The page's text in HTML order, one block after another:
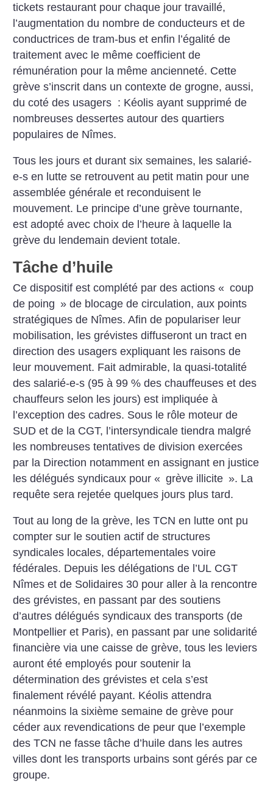
tickets restaurant pour chaque jour travaillé,
l’augmentation du nombre de conducteurs et de
conductrices de tram-bus et enfin l’égalité de
traitement avec le même coefficient de
rémunération pour la même ancienneté. Cette
grève s’inscrit dans un contexte de grogne, aussi,
du coté des usagers : Kéolis ayant supprimé de
nombreuses dessertes autour des quartiers
populaires de Nîmes.
Tous les jours et durant six semaines, les salarié-
e-s en lutte se retrouvent au petit matin pour une
assemblée générale et reconduisent le
mouvement. Le principe d’une grève tournante,
est adopté avec choix de l’heure à laquelle la
grève du lendemain devient totale.
Tâche d’huile
Ce dispositif est complété par des actions « coup
de poing » de blocage de circulation, aux points
stratégiques de Nîmes. Afin de populariser leur
mobilisation, les grévistes diffuseront un tract en
direction des usagers expliquant les raisons de
leur mouvement. Fait admirable, la quasi-totalité
des salarié-e-s (95 à 99 % des chauffeuses et des
chauffeurs selon les jours) est impliquée à
l’exception des cadres. Sous le rôle moteur de
SUD et de la CGT, l’intersyndicale tiendra malgré
les nombreuses tentatives de division exercées
par la Direction notamment en assignant en justice
les délégués syndicaux pour « grève illicite ». La
requête sera rejetée quelques jours plus tard.
Tout au long de la grève, les TCN en lutte ont pu
compter sur le soutien actif de structures
syndicales locales, départementales voire
fédérales. Depuis les délégations de l’UL CGT
Nîmes et de Solidaires 30 pour aller à la rencontre
des grévistes, en passant par des soutiens
d’autres délégués syndicaux des transports (de
Montpellier et Paris), en passant par une solidarité
financière via une caisse de grève, tous les leviers
auront été employés pour soutenir la
détermination des grévistes et cela s’est
finalement révélé payant. Kéolis attendra
néanmoins la sixième semaine de grève pour
céder aux revendications de peur que l’exemple
des TCN ne fasse tâche d’huile dans les autres
villes dont les transports urbains sont gérés par ce
groupe.